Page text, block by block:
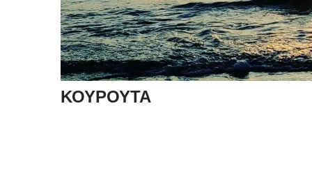
ΚΟΥΡΟΥΤΑ